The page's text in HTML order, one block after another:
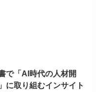
で「AI時代の人材開
に取り組むインサイト